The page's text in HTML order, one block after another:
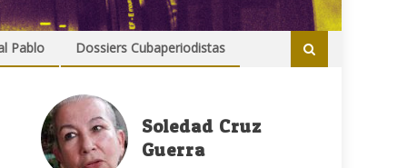
Pablo Dossiers Cubaperiodistas
Soledad Cruz
Guerra